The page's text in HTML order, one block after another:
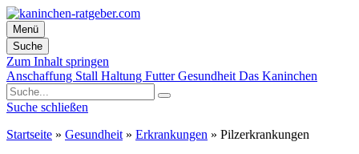
Menü
Suche
Zum Inhalt springen
Anschaffung Stall Haltung FutterGesundheit Das Kaninchen
Suche schließen
Startseite » Gesundheit » Erkrankungen » Pilzerkrankungen